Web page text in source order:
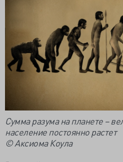
Сумма разума на планете –
население постоянно растет
© Аксиома Коула